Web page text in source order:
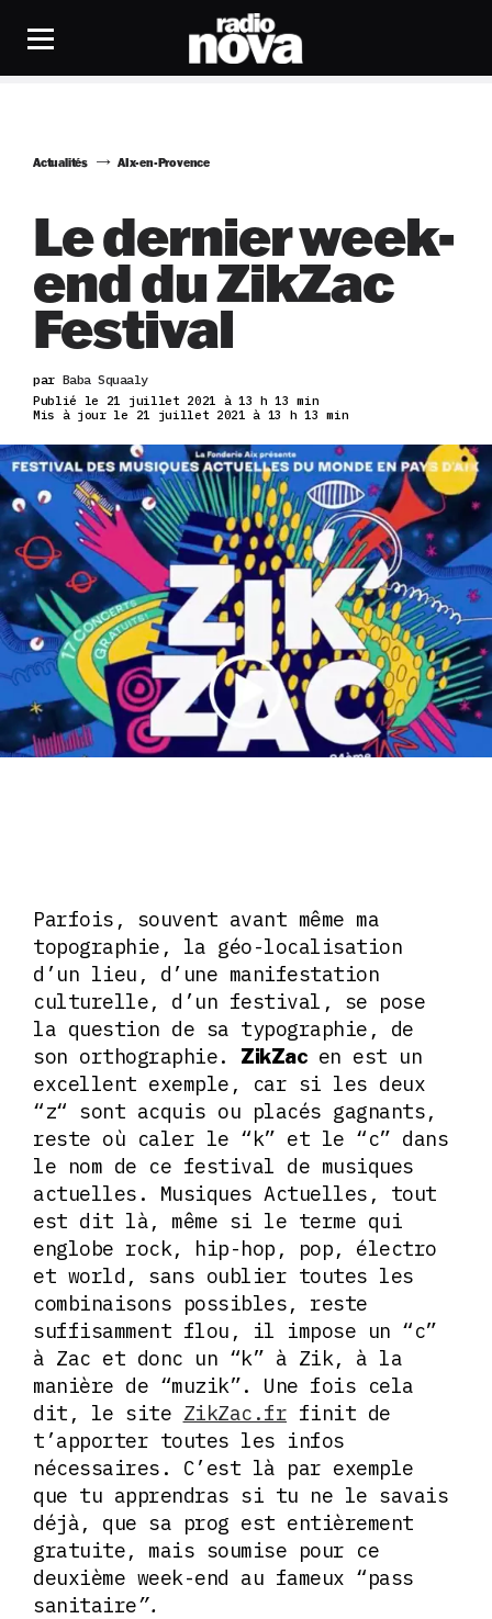
Actualités AIx-en-Provence
Le dernier week-
end du ZikZac
Festival
par Baba Squaaly
Publié le 21 juillet 2021 à 13 h 13 min
Mis à jour le 21 juillet 2021 à 13 h 13 min
Parfois, souvent avant même ma
topographie, la géo-localisation
d’un lieu, d’une manifestation
culturelle, d’un festival, se pose
la question de sa typographie, de
son orthographie. ZikZacen est un
excellent exemple, car si les deux
“z“ sont acquis ou placés gagnants,
reste où caler le “k” et le “c” dans
le nom de ce festival de musiques
actuelles. Musiques Actuelles, tout
est dit là, même si le terme qui
englobe rock, hip-hop, pop, électro
et world, sans oublier toutes les
combinaisons possibles, reste
suffisamment flou, il impose un “c”
à Zac et donc un “k” à Zik, à la
manière de “muzik”. Une fois cela
dit, le site ZikZac.fr finit de
t’apporter toutes les infos
nécessaires. C’est là par exemple
que tu apprendras si tu ne le savais
déjà, que sa prog est entièrement
gratuite, mais soumise pour ce
deuxième week-end au fameux “pass
sanitaire”.